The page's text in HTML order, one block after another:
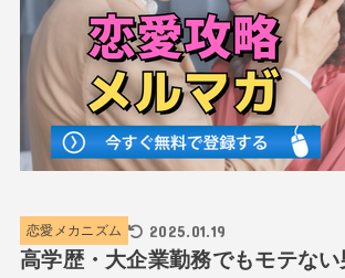
恋愛メカニズム 2025.01.19
高学歴・大企業勤務でもモテな